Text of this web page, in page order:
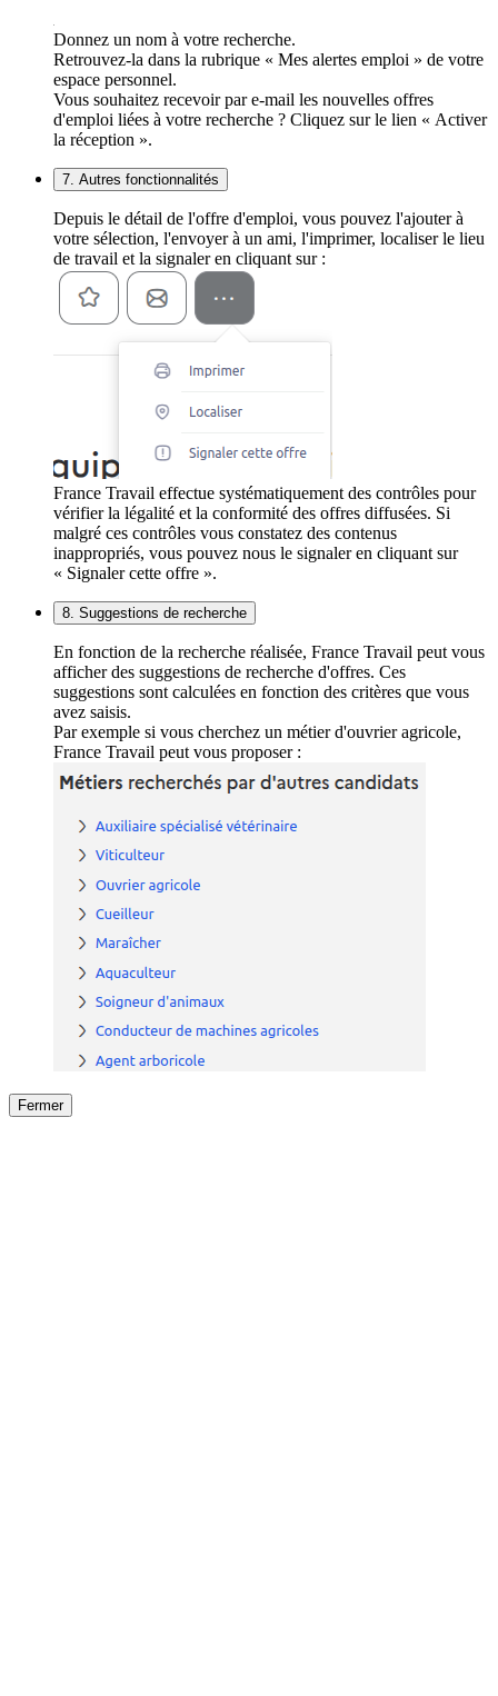
Donnez un nom à votre recherche.
Retrouvez-la dans la rubrique « Mes alertes emploi » de votre
espace personnel.
Vous souhaitez recevoir par e-mail les nouvelles offres
d'emploi liées à votre recherche ? Cliquez sur le lien « Activer
la réception ».
7. Autres fonctionnalités
Depuis le détail de l'offre d'emploi, vous pouvez l'ajouter à
votre sélection, l'envoyer à un ami, l'imprimer, localiser le lieu
de travail et la signaler en cliquant sur :
France Travail effectue systématiquement des contrôles pour
vérifier la légalité et la conformité des offres diffusées. Si
malgré ces contrôles vous constatez des contenus
inappropriés, vous pouvez nous le signaler en cliquant sur
« Signaler cette offre ».
8. Suggestions de recherche
En fonction de la recherche réalisée, France Travail peut vous
afficher des suggestions de recherche d'offres. Ces
suggestions sont calculées en fonction des critères que vous
avez saisis.
Par exemple si vous cherchez un métier d'ouvrier agricole,
France Travail peut vous proposer :
Fermer